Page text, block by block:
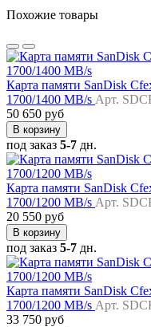
Похожие товары
Карта памяти SanDisk
1700/1400 MB/s Арт.
50 650 руб
В корзину
под заказ 5-7 дн.
Карта памяти SanDisk
1700/1200 MB/s Арт.
20 550 руб
В корзину
под заказ 5-7 дн.
Карта памяти SanDisk
1700/1200 MB/s Арт.
33 750 руб